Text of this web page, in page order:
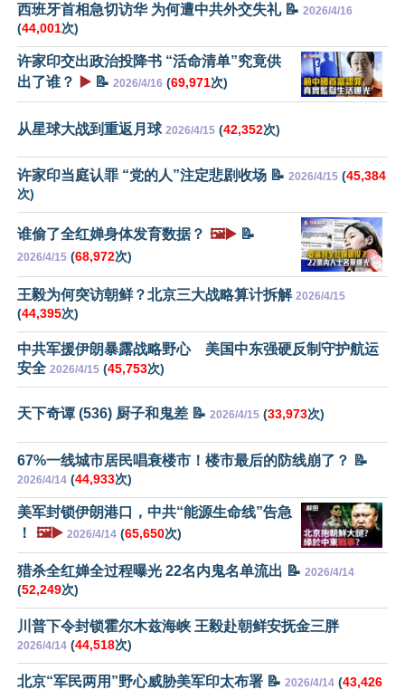
西班牙首相急切访华 为何遭中共外交失礼 📝 2026/4/16
(44,001次)
许家印交出政治投降书 “活命清单”究竟供
出了谁？
▶️ 📝 2026/4/16 (69,971次)
从星球大战到重返月球 2026/4/15 (42,352次)
许家印当庭认罪 “党的人”注定悲剧收场 📝 2026/4/15 (45,384
次)
谁偷了全红婵身体发育数据？ 🖼️▶️ 📝
2026/4/15 (68,972次)
王毅为何突访朝鲜？北京三大战略算计拆解 2026/4/15
(44,395次)
中共军援伊朗暴露战略野心 美国中东强硬反制守护航运
安全 2026/4/15 (45,753次)
天下奇谭 (536) 厨子和鬼差 📝 2026/4/15 (33,973次)
67%一线城市居民唱衰楼市！楼市最后的防线崩了？ 📝
2026/4/14 (44,933次)
美军封锁伊朗港口，中共“能源生命线”告急
！
🖼️▶️ 2026/4/14 (65,650次)
猎杀全红婵全过程曝光 22名内鬼名单流出 📝 2026/4/14
(52,249次)
川普下令封锁霍尔木兹海峡 王毅赴朝鲜安抚金三胖
2026/4/14 (44,518次)
北京“军民两用”野心威胁美军印太布署 📝 2026/4/14 (43,426